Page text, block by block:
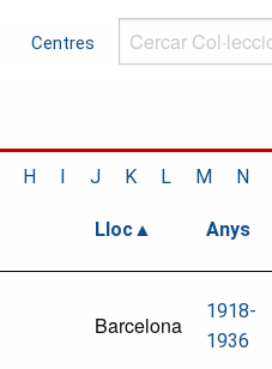
Centres
Cercar
Col·leccions...
H I J K L M N
Lloc Anys
Barcelona
1918-
1936